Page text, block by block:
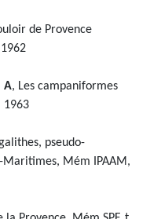
de Provence
A, Les campaniformes
1963
pseudo-
Maritimes, Mém IPAAM,